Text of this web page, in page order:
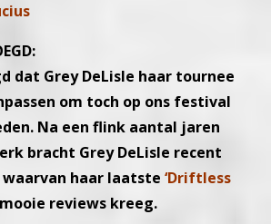
dat Grey DeLisle haar tournee
om toch op ons festival
Na een flink aantal jaren
bracht Grey DeLisle recent
haar laatste‘Driftless
reviews kreeg.